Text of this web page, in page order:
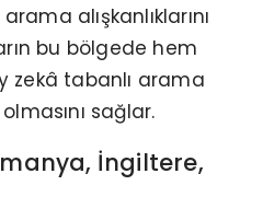
alışkanlıklarını
bu bölgede hem
zekâ tabanlı arama
sağlar.
İngiltere,